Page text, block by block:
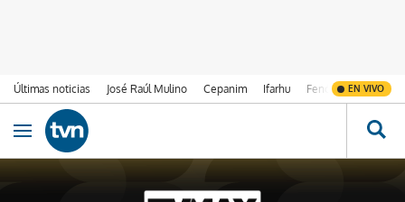
Últimas noticias José Raúl Mulino Cepanim Ifarhu Fenómeno de El
EN VIVO
Ir al contenido
Obrir navegació